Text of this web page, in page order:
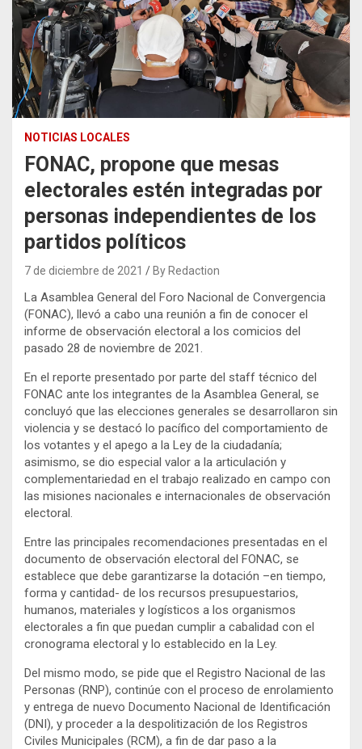
NOTICIAS LOCALES
FONAC, propone que mesas
electorales estén integradas por
personas independientes de los
partidos políticos
7 de diciembre de 2021 By Redaction
La Asamblea General del Foro Nacional de Convergencia
(FONAC), llevó a cabo una reunión a fin de conocer el
informe de observación electoral a los comicios del
pasado 28 de noviembre de 2021.
En el reporte presentado por parte del staff técnico del
FONAC ante los integrantes de la Asamblea General, se
concluyó que las elecciones generales se desarrollaron sin
violencia y se destacó lo pacífico del comportamiento de
los votantes y el apego a la Ley de la ciudadanía;
asimismo, se dio especial valor a la articulación y
complementariedad en el trabajo realizado en campo con
las misiones nacionales e internacionales de observación
electoral.
Entre las principales recomendaciones presentadas en el
documento de observación electoral del FONAC, se
establece que debe garantizarse la dotación –en tiempo,
forma y cantidad- de los recursos presupuestarios,
humanos, materiales y logísticos a los organismos
electorales a fin que puedan cumplir a cabalidad con el
cronograma electoral y lo establecido en la Ley.
Del mismo modo, se pide que el Registro Nacional de las
Personas (RNP), continúe con el proceso de enrolamiento
y entrega de nuevo Documento Nacional de Identificación
(DNI), y proceder a la despolitización de los Registros
Civiles Municipales (RCM), a fin de dar paso a la